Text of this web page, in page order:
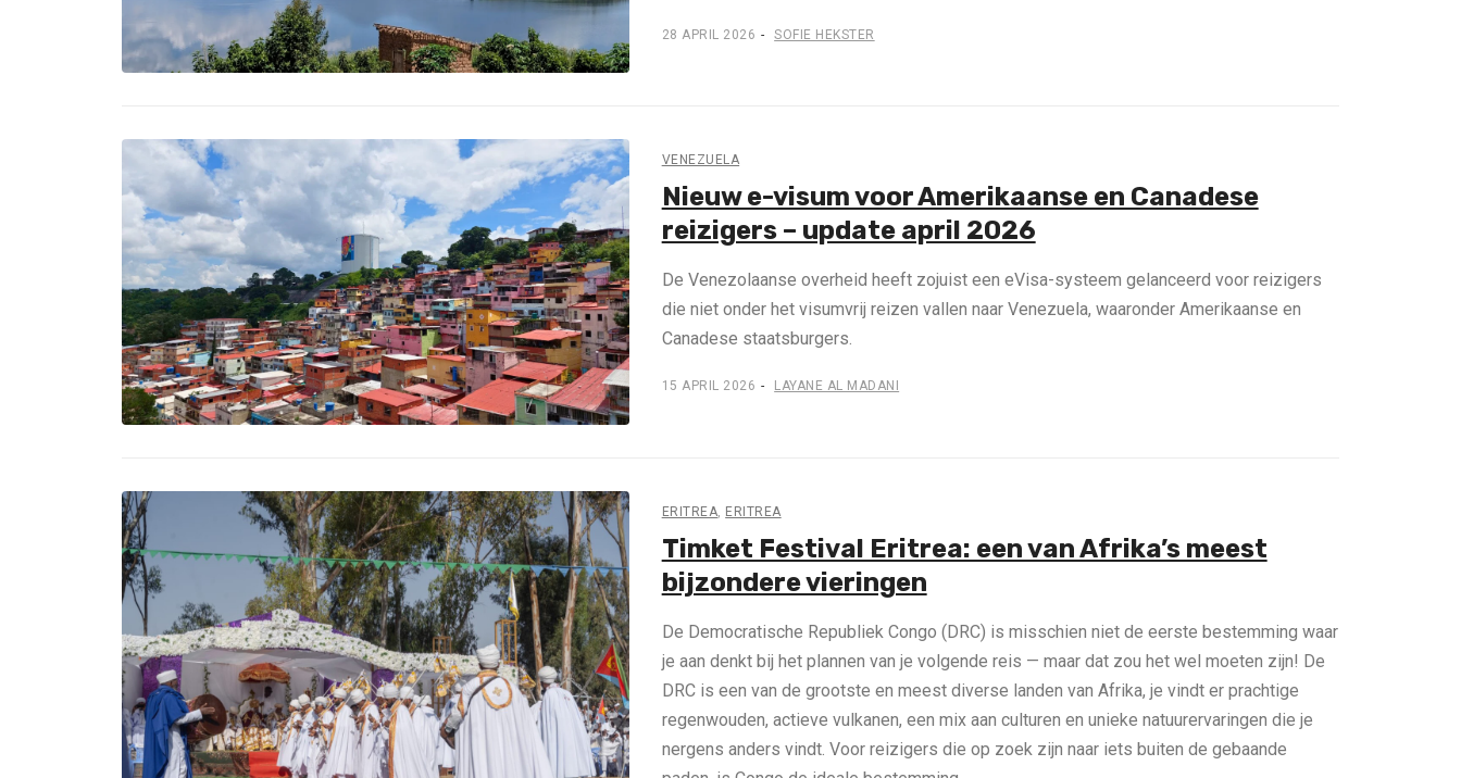
28 APRIL 2026 SOFIE HEKSTER
VENEZUELA
Nieuw e-visum voor Amerikaanse en Canadese
reizigers – update april 2026
De Venezolaanse overheid heeft zojuist een eVisa-systeem gelanceerd voor reizigers
die niet onder het visumvrij reizen vallen naar Venezuela, waaronder Amerikaanse en
Canadese staatsburgers.
15 APRIL 2026 LAYANE AL MADANI
ERITREA ERITREA
Timket Festival Eritrea: een van Afrika’s meest
bijzondere vieringen
De Democratische Republiek Congo (DRC) is misschien niet de eerste bestemming waar
je aan denkt bij het plannen van je volgende reis — maar dat zou het wel moeten zijn! De
DRC is een van de grootste en meest diverse landen van Afrika, je vindt er prachtige
regenwouden, actieve vulkanen, een mix aan culturen en unieke natuurervaringen die je
nergens anders vindt. Voor reizigers die op zoek zijn naar iets buiten de gebaande